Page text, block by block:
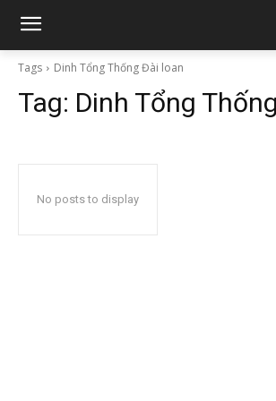
Tags Dinh Tổng Thống Đài loan
Tag: Dinh Tổng
No posts to display